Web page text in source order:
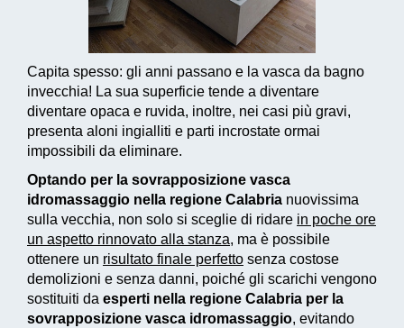
Capita spesso: gli anni passano e la vasca da bagno
invecchia! La sua superficie tende a diventare
diventare opaca e ruvida, inoltre, nei casi più gravi,
presenta aloni ingialliti e parti incrostate ormai
impossibili da eliminare.
Optando per la sovrapposizione vasca
idromassaggio nella regione Calabria nuovissima
sulla vecchia, non solo si sceglie di ridare in poche ore
un aspetto rinnovato alla stanza, ma è possibile
ottenere un risultato finale perfetto senza costose
demolizioni e senza danni, poiché gli scarichi vengono
sostituiti da esperti nella regione Calabria per la
sovrapposizione vasca idromassaggio, evitando